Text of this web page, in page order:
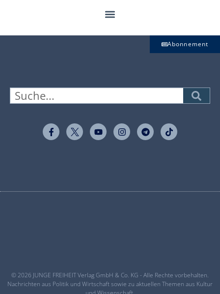
Abonnement
© 2026 JUNGE FREIHEIT Verlag GmbH & Co. KG - Alle Rechte vorbehalten.
Nachrichten aus Politik und Wirtschaft sowie zu aktuellen Themen aus Kultur